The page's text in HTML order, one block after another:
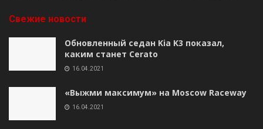
Свежие новости
Обновленный седан Kia K3 показал,
каким станет Cerato
16.04.2021
«Выжми максимум» на Moscow Raceway
16.04.2021